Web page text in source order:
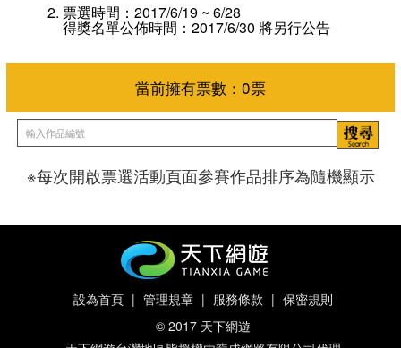
票選時間：2017/6/19 ~ 6/28
得獎名單公佈時間：2017/6/30 將另行公告
當前擁有票數：
※每次開啟票選活動頁面參賽作品排序為隨機顯示
設為首頁 | 管理規章 | 服務條款 | 保密規則
© 2017 天下網遊